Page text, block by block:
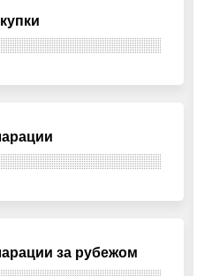
за рубежом